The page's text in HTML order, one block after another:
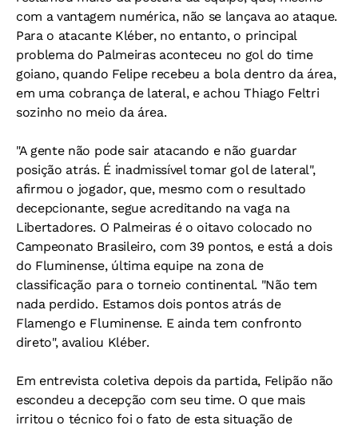
com a vantagem numérica, não se lançava ao ataque.
Para o atacante Kléber, no entanto, o principal
problema do Palmeiras aconteceu no gol do time
goiano, quando Felipe recebeu a bola dentro da área,
em uma cobrança de lateral, e achou Thiago Feltri
sozinho no meio da área.
"A gente não pode sair atacando e não guardar
posição atrás. É inadmissível tomar gol de lateral",
afirmou o jogador, que, mesmo com o resultado
decepcionante, segue acreditando na vaga na
Libertadores. O Palmeiras é o oitavo colocado no
Campeonato Brasileiro, com 39 pontos, e está a dois
do Fluminense, última equipe na zona de
classificação para o torneio continental. "Não tem
nada perdido. Estamos dois pontos atrás de
Flamengo e Fluminense. E ainda tem confronto
direto", avaliou Kléber.
Em entrevista coletiva depois da partida, Felipão não
escondeu a decepção com seu time. O que mais
irritou o técnico foi o fato de esta situação de